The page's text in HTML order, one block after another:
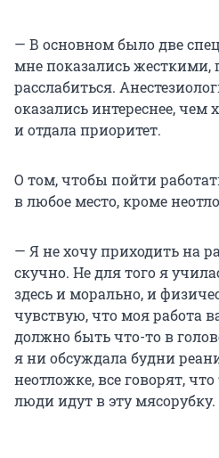
— В основном было две
мне показались жесткими,
расслабиться.
оказались интереснее,
и отдала приоритет.
О том, чтобы пойти
в любое место, кроме
— Я не хочу приходить на
скучно. Не для того я
здесь и морально, и
чувствую, что моя работа
должно быть что-то в
я ни обсуждала будни
неотложке, все говорят,
люди идут в эту мясорубку.